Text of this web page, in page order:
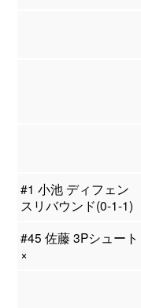
#1 小池 ディフェン
スリバウンド(0-1-1)
#45 佐藤 3Pシュート
×